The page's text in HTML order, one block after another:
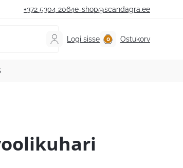
+372 5304 2064e-shop@scandagra.ee
Logi sisse Ostukorv